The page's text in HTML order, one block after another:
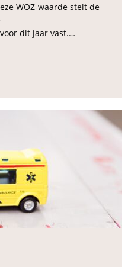
WOZ-waarde stelt de
dit jaar vast.…